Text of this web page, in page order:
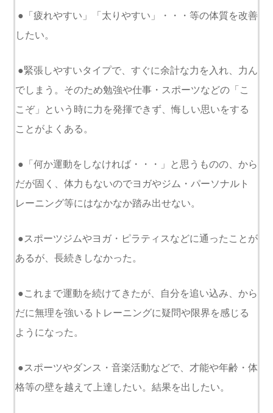
●「疲れやすい」「太りやすい」・・・等の体質を改善
したい。
●緊張しやすいタイプで、すぐに余計な力を入れ、力ん
でしまう。そのため勉強や仕事・スポーツなどの「こ
こぞ」という時に力を発揮できず、悔しい思いをする
ことがよくある。
●「何か運動をしなければ・・・」と思うものの、から
だが固く、体力もないのでヨガやジム・パーソナルト
レーニング等にはなかなか踏み出せない。
●スポーツジムやヨガ・ピラティスなどに通ったことが
あるが、長続きしなかった。
●これまで運動を続けてきたが、自分を追い込み、から
だに無理を強いるトレーニングに疑問や限界を感じる
ようになった。
●スポーツやダンス・音楽活動などで、才能や年齢・体
格等の壁を越えて上達したい。結果を出したい。